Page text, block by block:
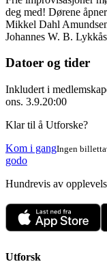
deg med! Dørene
Mikkel Dahl
Johannes W. B.
Datoer og tider
Inkludert i
ons. 3.9.20:00
Klar til å Utforske?
Kom i gangIngen
godo
Hundrevis av
Utforsk